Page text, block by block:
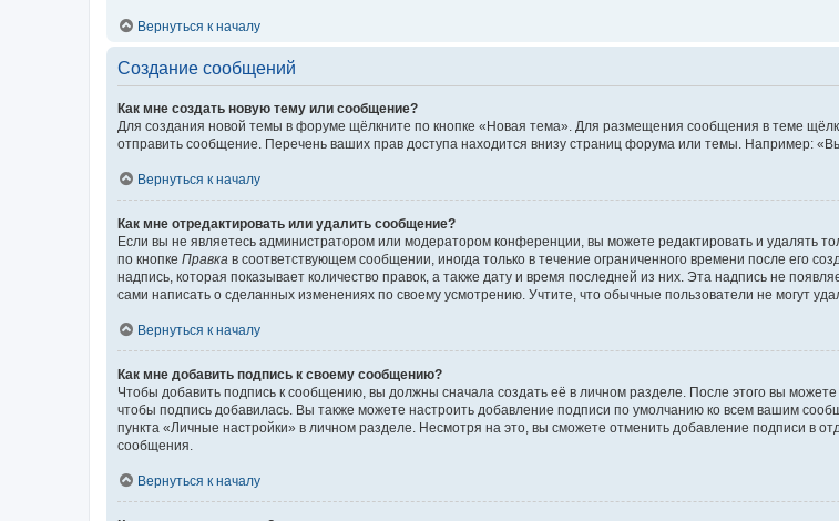
Вернуться к началу
Создание сообщений
Как мне создать новую тему или сообщение?
Для создания новой темы в форуме щёлкните по кнопке «Новая тема». Для размещения сообщения в теме
отправить сообщение. Перечень ваших прав доступа находится внизу страниц форума или темы. Например:
Вернуться к началу
Как мне отредактировать или удалить сообщение?
Если вы не являетесь администратором или модератором конференции, вы можете редактировать и удалять
по кнопке Правка в соответствующем сообщении, иногда только в течение ограниченного времени после его
надпись, которая показывает количество правок, а также дату и время последней из них. Эта надпись не
сами написать о сделанных изменениях по своему усмотрению. Учтите, что обычные пользователи не могут
Вернуться к началу
Как мне добавить подпись к своему сообщению?
Чтобы добавить подпись к сообщению, вы должны сначала создать её в личном разделе. После этого вы
чтобы подпись добавилась. Вы также можете настроить добавление подписи по умолчанию ко всем вашим
пункта «Личные настройки» в личном разделе. Несмотря на это, вы сможете отменить добавление подписи в
сообщения.
Вернуться к началу